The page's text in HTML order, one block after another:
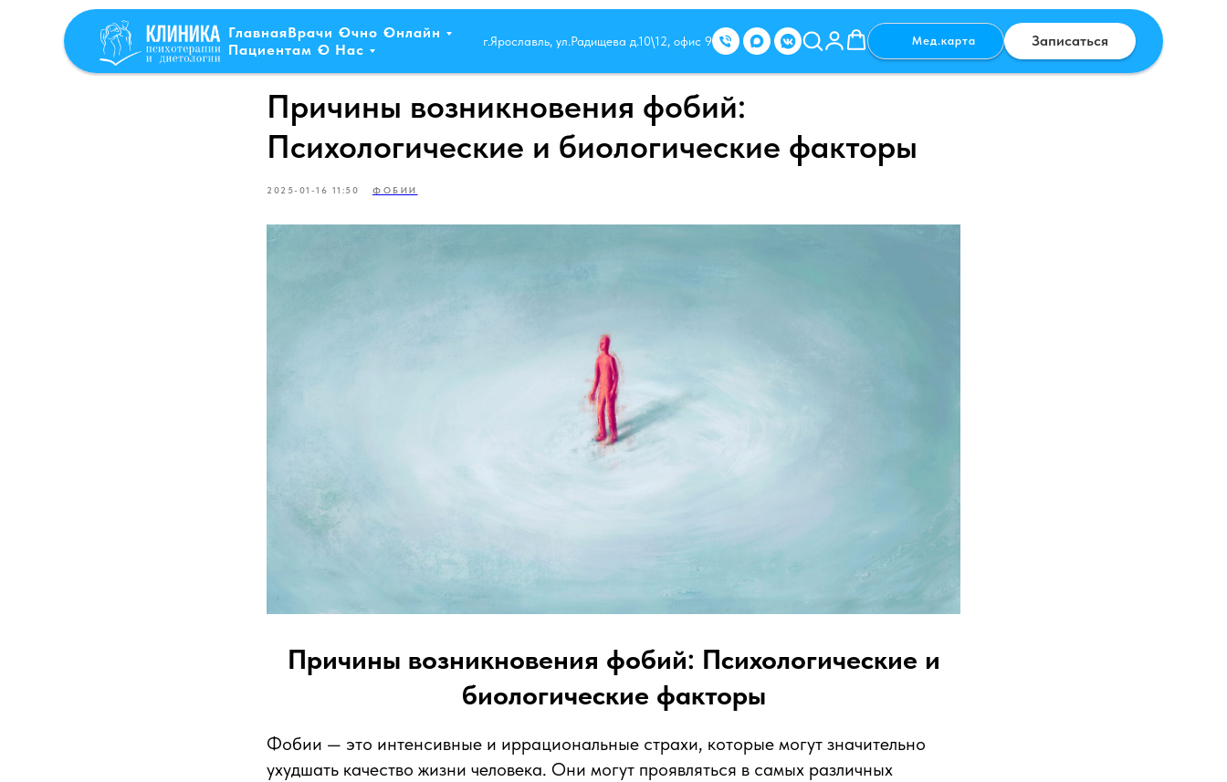
ГлавнаяВрачи Очно Онлайн
Пациентам О Нас г.Ярославль, ул.Радищева д.10\12, офис 9 Мед.карта Записаться
Причины возникновения фобий:
Психологические и биологические факторы
2025-01-16 11:50 ФОБИИ
Причины возникновения фобий: Психологические и
биологические факторы
Фобии — это интенсивные и иррациональные страхи, которые могут значительно
ухудшать качество жизни человека. Они могут проявляться в самых различных